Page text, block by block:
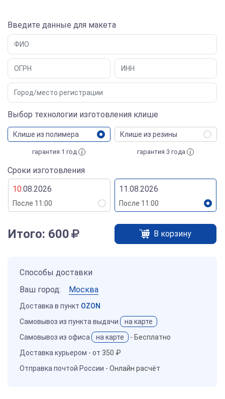
Введите данные для макета
Выбор технологии изготовления клише
Клише из полимера
гарантия 1 год
Клише из резины
гарантия 3 года
Сроки изготовления
10.08.2026
После 11:00
11.08.2026
После 11:00
Итого: 600 В корзину
Способы доставки
Ваш город:
Москва
Доставка в пункт OZON
Самовывоз из пункта выдачи
на карте
Самовывоз из офиса
на карте - Бесплатно
Доставка курьером - от 350 ₽
Отправка почтой России - Онлайн расчёт